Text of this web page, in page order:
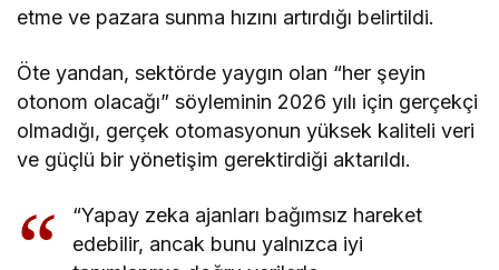
etme ve pazara sunma hızını artırdığı belirtildi.
Öte yandan, sektörde yaygın olan “her şeyin
otonom olacağı” söyleminin 2026 yılı için gerçekçi
olmadığı, gerçek otomasyonun yüksek kaliteli veri
ve güçlü bir yönetişim gerektirdiği aktarıldı.
“Yapay zeka ajanları bağımsız hareket
edebilir, ancak bunu yalnızca iyi